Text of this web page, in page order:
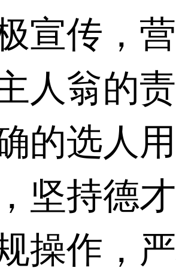
宣传，
人翁的
的选人
坚持德
操作，